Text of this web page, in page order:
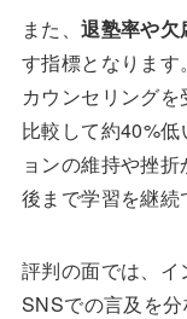
また、退塾率や欠
す指標となりま
カウンセリング
比較して約40%
ョンの維持や挫
後まで学習を継続
評判の面では、
SNSでの言及を